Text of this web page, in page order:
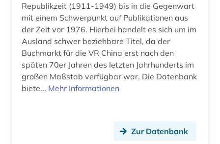
wissenschaftsblogs (1)
wissenschaftsgeschichte (1)
witschaftswissenschaften (1)
wörterbuch (5)
zeitschrift (9)
Republikzeit (1911-1949) bis in die Gegenwart
mit einem Schwerpunkt auf Publikationen aus
der Zeit vor 1976. Hierbei handelt es sich um im
Ausland schwer beziehbare Titel, da der
Buchmarkt für die VR China erst nach den
späten 70er Jahren des letzten Jahrhunderts im
großen Maßstab verfügbar war. Die Datenbank
biete... Mehr Informationen
Zur Datenbank